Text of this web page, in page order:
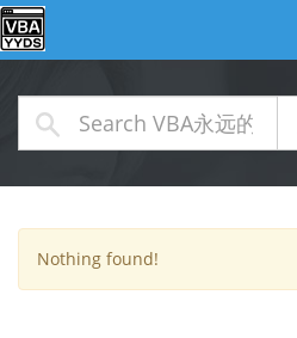
Nothing found!